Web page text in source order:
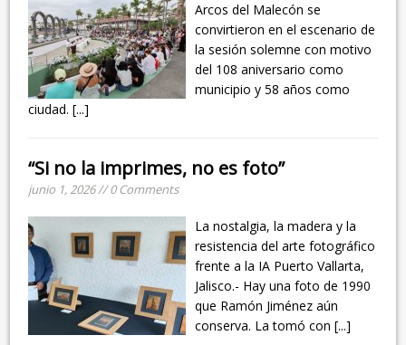
Arcos del Malecón se
convirtieron en el escenario de
la sesión solemne con motivo
del 108 aniversario como
municipio y 58 años como
ciudad.[...]
“Si no la imprimes, no es foto”
junio 1, 2026 // 0 Comments
La nostalgia, la madera y la
resistencia del arte fotográfico
frente a la IA Puerto Vallarta,
Jalisco.- Hay una foto de 1990
que Ramón Jiménez aún
conserva. La tomó con[...]